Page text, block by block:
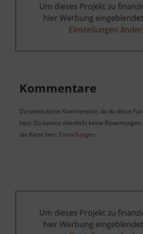
Um dieses Projekt zu
hier Werbung
Einstellungen
Kommentare
Du siehst keine Kommentare, da du diese
hast. Du kannst ebenfalls keine
die Karte hier: Einstellungen
Um dieses Projekt zu
hier Werbung